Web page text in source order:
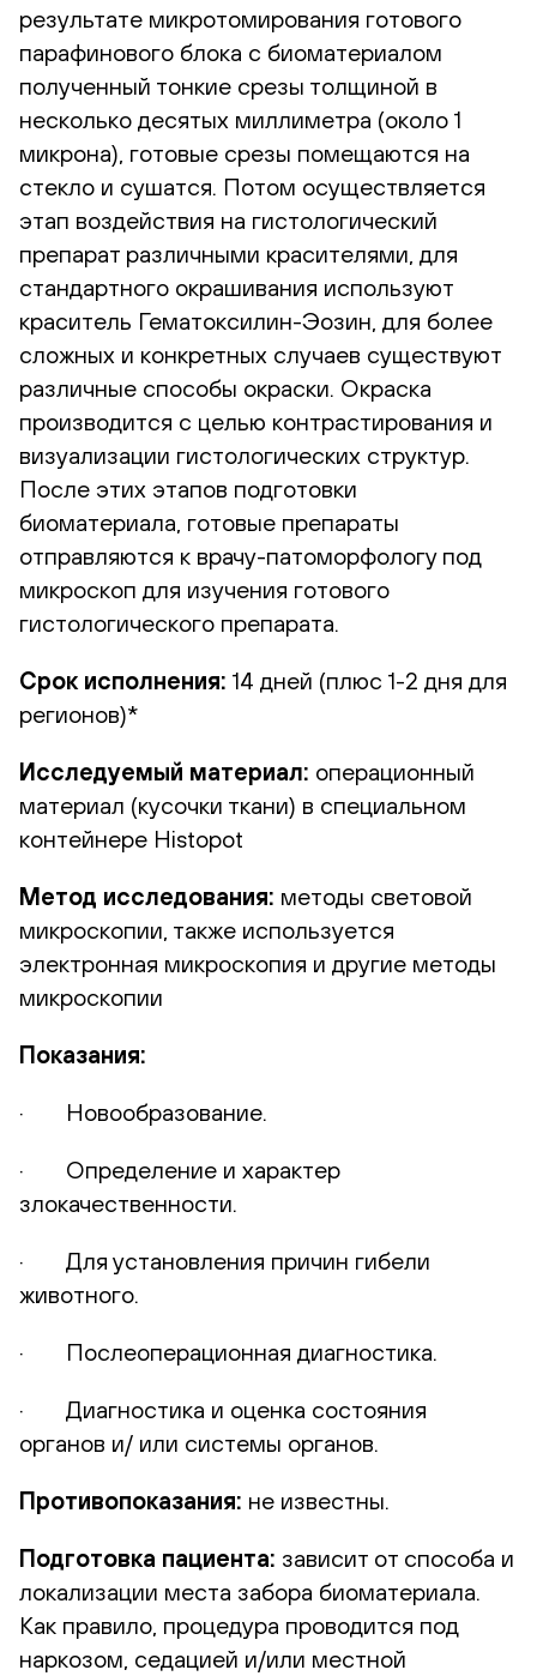
результате микротомирования готового
парафинового блока с биоматериалом
полученный тонкие срезы толщиной в
несколько десятых миллиметра (около 1
микрона), готовые срезы помещаются на
стекло и сушатся. Потом осуществляется
этап воздействия на гистологический
препарат различными красителями, для
стандартного окрашивания используют
краситель Гематоксилин-Эозин, для более
сложных и конкретных случаев существуют
различные способы окраски. Окраска
производится с целью контрастирования и
визуализации гистологических структур.
После этих этапов подготовки
биоматериала, готовые препараты
отправляются к врачу-патоморфологу под
микроскоп для изучения готового
гистологического препарата.
Срок исполнения: 14 дней (плюс 1-2 дня для
регионов)*
Исследуемый материал: операционный
материал (кусочки ткани) в специальном
контейнере Histopot
Метод исследования: методы световой
микроскопии, также используется
электронная микроскопия и другие методы
микроскопии
Показания:
· Новообразование.
· Определение и характер
злокачественности.
· Для установления причин гибели
животного.
· Послеоперационная диагностика.
· Диагностика и оценка состояния
органов и/ или системы органов.
Противопоказания: не известны.
Подготовка пациента: зависит от способа и
локализации места забора биоматериала.
Как правило, процедура проводится под
наркозом, седацией и/или местной